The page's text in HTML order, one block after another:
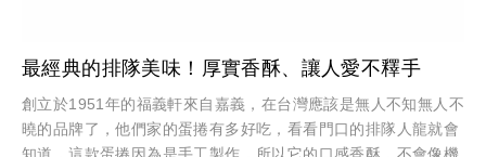
最經典的排隊美味！厚實香酥、讓人愛不釋手
創立於1951年的福義軒來自嘉義，在台灣應該是無人不知無人不
曉的品牌了，他們家的蛋捲有多好吃，看看門口的排隊人龍就會
知道，這款蛋捲因為是手工製作，所以它的口感香酥，不會像機